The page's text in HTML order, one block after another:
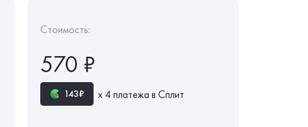
Стоимость:
570 ₽
143₽ х 4 платежа в Сплит